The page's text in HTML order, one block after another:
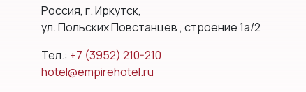
Россия, г. Иркутск,
ул. Польских Повстанцев , строение 1а/2
Тел.: +7 (3952) 210-210
hotel@empirehotel.ru